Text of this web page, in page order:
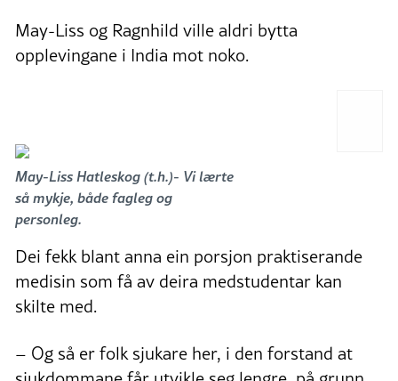
May-Liss og Ragnhild ville aldri bytta
opplevingane i India mot noko.
May-Liss Hatleskog (t.h.)- Vi lærte
så mykje, både fagleg og
personleg.
Dei fekk blant anna ein porsjon praktiserande
medisin som få av deira medstudentar kan
skilte med.
– Og så er folk sjukare her, i den forstand at